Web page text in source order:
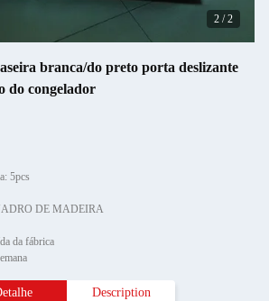
2 /2
branca/do preto porta deslizante
do congelador
5pcs
DE MADEIRA
da fábrica
Description